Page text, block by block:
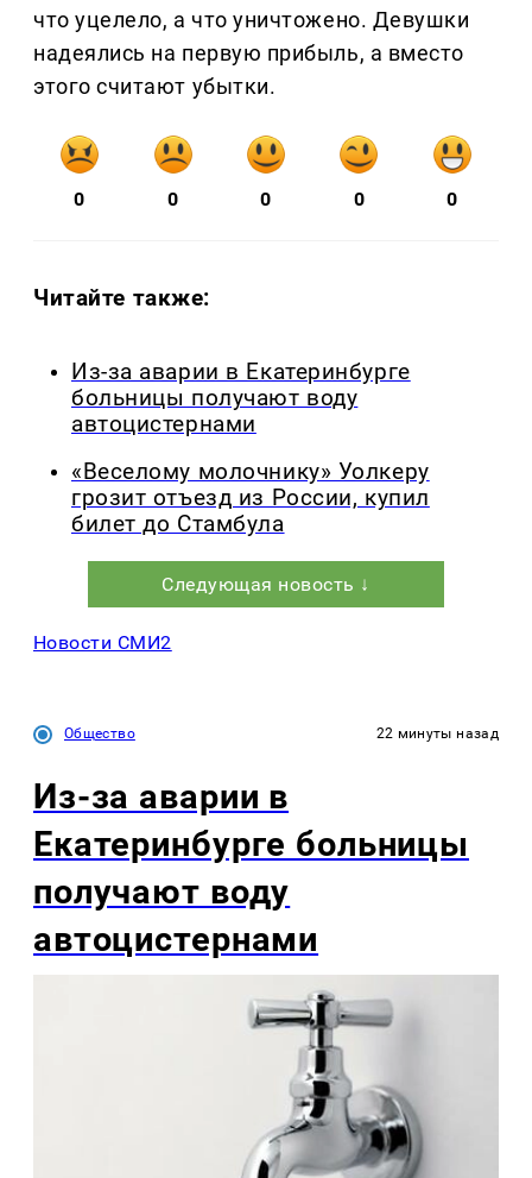
что уцелело, а что уничтожено. Девушки
надеялись на первую прибыль, а вместо
этого считают убытки.
0 0 0 0 0
Читайте также:
Из-за аварии в Екатеринбурге
больницы получают воду
автоцистернами
«Веселому молочнику» Уолкеру
грозит отъезд из России, купил
билет до Стамбула
Следующая новость ↓
Новости СМИ2
Общество 22 минуты назад
Из-за аварии в
Екатеринбурге больницы
получают воду
автоцистернами